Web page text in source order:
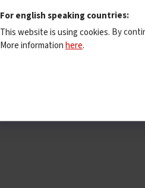
For english speaking countries:
This website is using cookies. By
More informationhere.